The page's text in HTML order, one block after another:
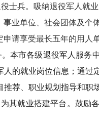
士兵。
吸纳退役军人就
事业单位、社会团体及
申请享受最长五年的用人
本市各级退役军人服务
的就业岗位信息；通
荐、职业规划指导和
其就业搭建平台。鼓励